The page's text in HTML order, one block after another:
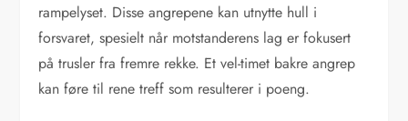
rampelyset. Disse angrepene kan utnytte hull i
forsvaret, spesielt når motstanderens lag er fokusert
på trusler fra fremre rekke. Et vel-timet bakre angrep
kan føre til rene treff som resulterer i poeng.